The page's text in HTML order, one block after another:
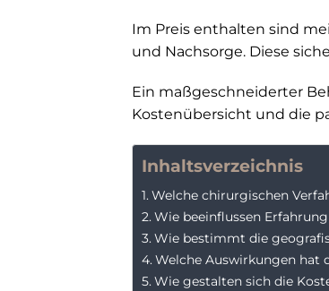
Im Preis enthalten sind
und Nachsorge. Diese
Ein maßgeschneiderter
Kostenübersicht und die
Inhaltsverzeichnis
Welche chirurgischen
Wie beeinflussen
Wie bestimmt die
Welche Auswirkungen hat
Wie gestalten sich die